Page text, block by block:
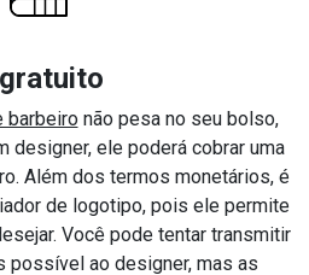
barbeironão pesa no seu bolso,
designer, ele poderá cobrar uma
Além dos termos monetários, é
de logotipo, pois ele permite
Você pode tentar transmitir
possível ao designer, mas as